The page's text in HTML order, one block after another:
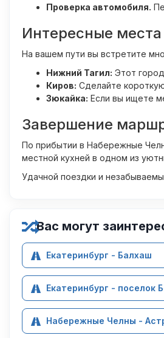
Проверка автомобиля.
Интересные места
На вашем пути вы встретите
Нижний Тагил: Этот
Киров: Сделайте
Зюкайка: Если вы ищете
Завершение
По прибытии в Набережные
местной кухней в одном из
Удачной поездки и
Вас могут
Екатеринбург - Балхаш
Екатеринбург - поселок
Набережные Челны -